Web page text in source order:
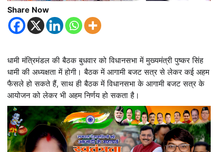
Share Now
धामी मंत्रिमंडल की बैठक बुधवार को विधानसभा में मुख्यमंत्री पुष्कर सिंह
धामी की अध्यक्षता में होगी। बैठक में आगामी बजट सत्र से लेकर कई अहम
फैसले हो सकते हैं, साथ ही बैठक में विधानसभा के आगामी बजट सत्र के
आयोजन को लेकर भी अहम निर्णय हो सकता है।